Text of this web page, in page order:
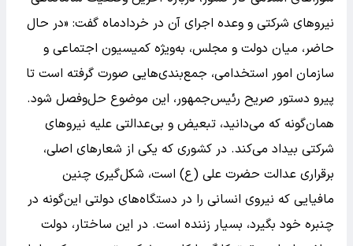
نیروهای شرکتی و وعده اجرای آن در خردادماه گفت: «در حال
حاضر، میان دولت و مجلس، به‌ویژه کمیسیون اجتماعی و
سازمان امور استخدامی، جمع‌بندی‌هایی صورت گرفته است تا
پیرو دستور صریح رئیس‌جمهور، این موضوع حل‌وفصل شود.
همان‌گونه که می‌دانید، تبعیض و بی‌عدالتی علیه نیروهای
شرکتی بیداد می‌کند. در کشوری که یکی از شعارهای اصلی،
برقراری عدالت حضرت علی (ع) است، شکل‌گیری چنین
مافیایی که نیروی انسانی را در دستگاه‌های دولتی این‌گونه در
چنبره خود بگیرد، بسیار زننده است. در این ساختار، دولت